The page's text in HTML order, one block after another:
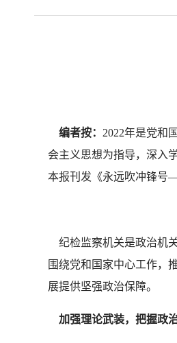
编者按： 2022年是党和
会主义思想为指导，深入
本报刊发《永远吹冲锋号
纪检监察机关是政治机
围绕党和国家中心工作，
展提供坚强政治保障。
加强理论武装，把握政